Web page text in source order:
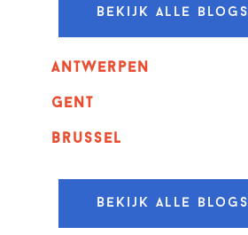
Bekijk alle blogs
Antwerpen
GENT
Brussel
Bekijk alle blogs